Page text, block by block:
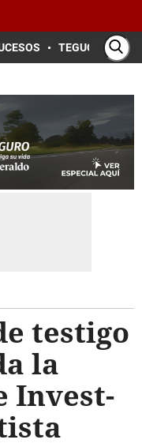
TEGUCIGALPA
testigo
la
Invest-